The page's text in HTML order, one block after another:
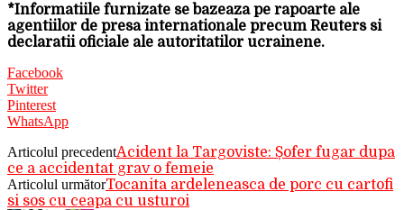
*Informatiile furnizate se bazeaza pe rapoarte ale
agentiilor de presa internationale precum Reuters si
declaratii oficiale ale autoritatilor ucrainene.
Facebook
Twitter
Pinterest
WhatsApp
Articolul precedentAcident la Targoviste: Șofer fugar dupa
ce a accidentat grav o femeie
Articolul următorTocanita ardeleneasca de porc cu cartofi
si sos cu ceapa cu usturoi